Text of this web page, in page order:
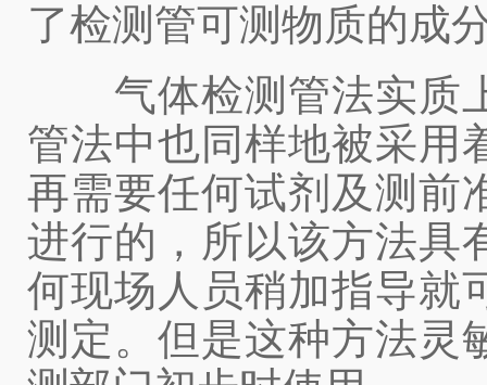
了检测管可测物质的成
气体检测管法实质上
管法中也同样地被采用
再需要任何试剂及测前
进行的，所以该方法具
何现场人员稍加指导就
测定。但是这种方法灵